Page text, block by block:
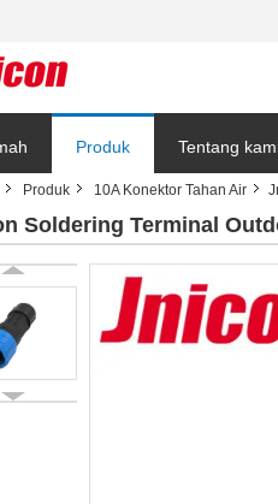
Produk Tentang
Produk 10A Konektor Tahan Air
Soldering Terminal